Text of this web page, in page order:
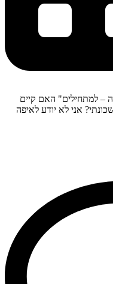
– למתחילים" האם קיים
אני לא יודע לאיפה